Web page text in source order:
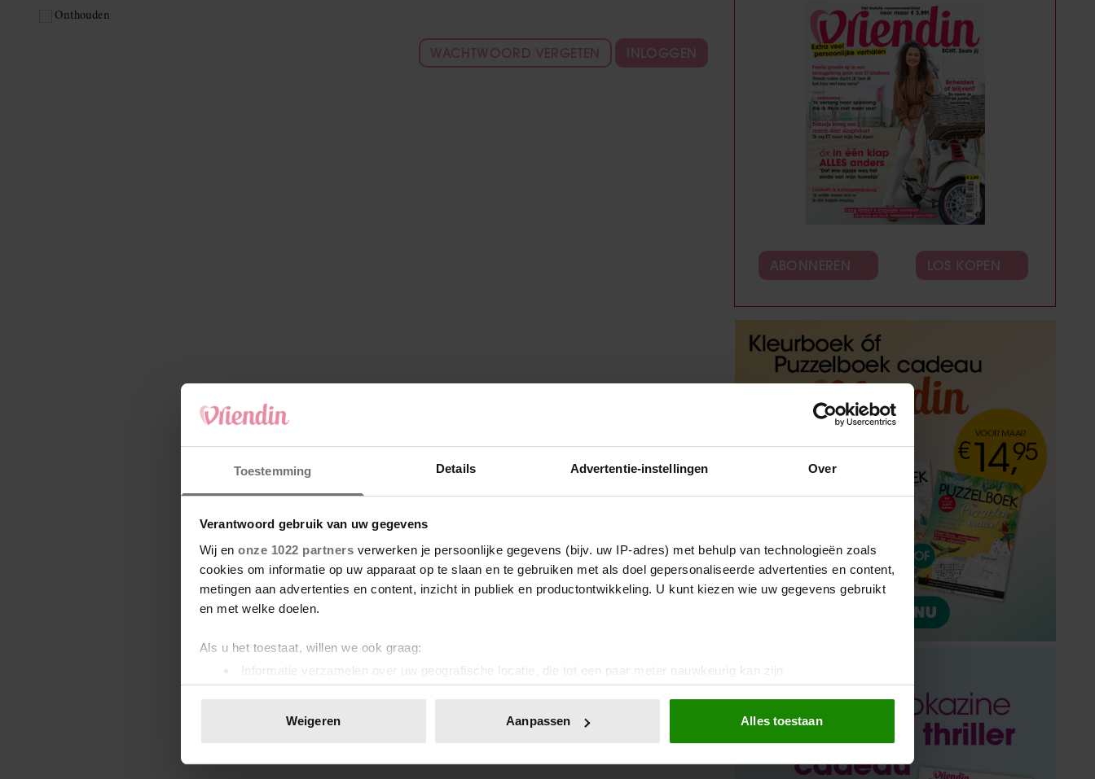
Toestemming Details Advertentie-instellingen Over
Verantwoord gebruik van uw gegevens
Wij en onze 1022 partners verwerken je persoonlijke gegevens (bijv. uw IP-adres) met behulp van technologieën zoals
cookies om informatie op uw apparaat op te slaan en te gebruiken met als doel gepersonaliseerde advertenties en content,
metingen aan advertenties en content, inzicht in publiek en productontwikkeling. U kunt kiezen wie uw gegevens gebruikt
en met welke doelen.
Als u het toestaat, willen we ook graag:
Informatie verzamelen over uw geografische locatie, die tot een paar meter nauwkeurig kan zijn
Uw apparaat identificeren door het actief te scannen op specifieke eigenschappen (fingerprinting)
toestemming op elk moment wijzigen of intrekken in de Cookieverklaring.
We gebruiken cookies om content en advertenties te personaliseren, om functies voor social media te bieden en om ons
Weigeren Aanpassen Alles toestaan
Onthouden
WACHTWOORD VERGETEN INLOGGEN
ABONNEREN LOS KOPEN